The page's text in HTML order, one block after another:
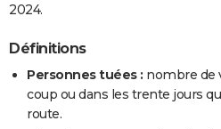
2024.
Définitions
Personnes tuées : nombre de
coup ou dans les trente jours
route.